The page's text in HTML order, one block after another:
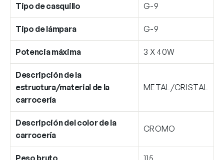
Tipo de casquillo G-9
Tipo de lámpara G-9
Potencia máxima 3 X 40W
Descripción de la
estructura/material de la
carrocería
METAL/CRISTAL
Descripción del color de la
carrocería
CROMO
Peso bruto 115